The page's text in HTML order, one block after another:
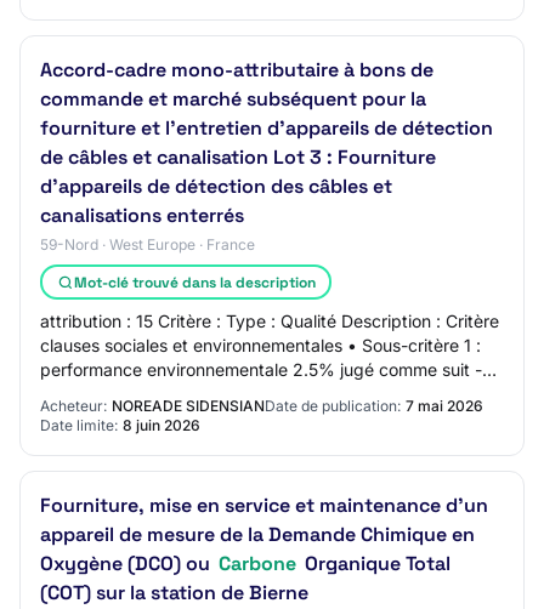
Accord-cadre mono-attributaire à bons de
commande et marché subséquent pour la
fourniture et l'entretien d'appareils de détection
de câbles et canalisation Lot 3 : Fourniture
d'appareils de détection des câbles et
canalisations enterrés
59-Nord · West Europe · France
Mot-clé trouvé dans la description
attribution : 15 Critère : Type : Qualité Description : Critère
clauses sociales et environnementales • Sous-critère 1 :
performance environnementale 2.5% jugé comme suit -
Acheteur: NOREADE SIDENSIANDate de publication: 7 mai 2026
Date limite: 8 juin 2026
Fourniture, mise en service et maintenance d'un
appareil de mesure de la Demande Chimique en
Oxygène (DCO) ou Carbone Organique Total
(COT) sur la station de Bierne